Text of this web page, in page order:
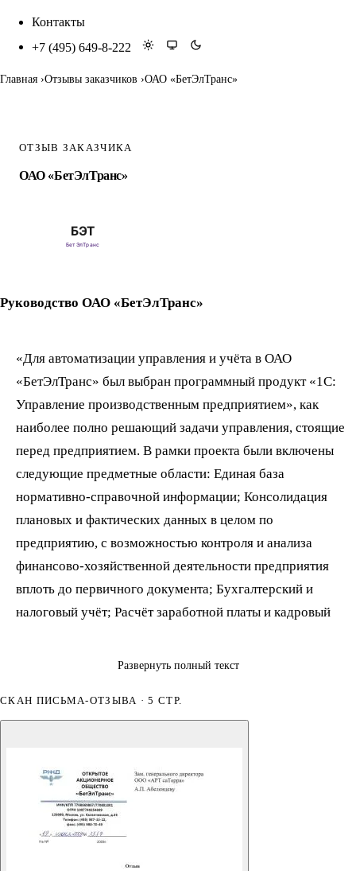
Контакты
+7 (495) 649-8-222
Главная Отзывы заказчиков ОАО «БетЭлТранс»
ОТЗЫВ ЗАКАЗЧИКА
ОАО «БетЭлТранс»
Руководство ОАО «БетЭлТранс»
«Для автоматизации управления и учёта в ОАО
«БетЭлТранс» был выбран программный продукт «1С:
Управление производственным предприятием», как
наиболее полно решающий задачи управления, стоящие
перед предприятием. В рамки проекта были включены
следующие предметные области: Единая база
нормативно-справочной информации; Консолидация
плановых и фактических данных в целом по
предприятию, с возможностью контроля и анализа
финансово-хозяйственной деятельности предприятия
вплоть до первичного документа; Бухгалтерский и
налоговый учёт; Расчёт заработной платы и кадровый
Исполнителя по данному проекту была выбрана компания
необходимый опыт внедрения систем учёта и управления
на крупных предприятиях, а также предложили
задач консолидации, бюджетного управления и
казначейства специалистами компании «АРТ САТЕРРА» в
дополнение к «1С: Управление производтственным
предприятием» был предложен программный продукт
«ИНТАЛЕВ: Корпоративный менеджмент». Данный
Развернуть полный текст
СКАН ПИСЬМА-ОТЗЫВА · 5 СТР.